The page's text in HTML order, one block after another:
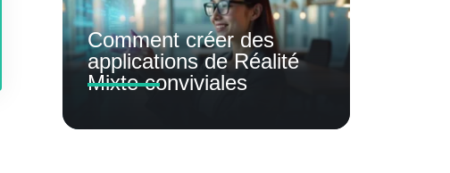
Comment créer des
applications de Réalité
Mixte conviviales